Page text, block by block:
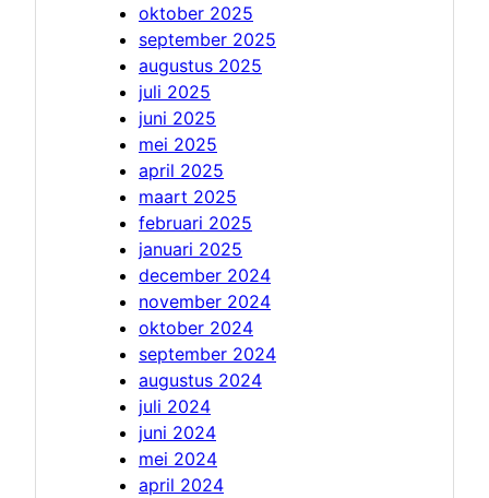
oktober 2025
september 2025
augustus 2025
juli 2025
juni 2025
mei 2025
april 2025
maart 2025
februari 2025
januari 2025
december 2024
november 2024
oktober 2024
september 2024
augustus 2024
juli 2024
juni 2024
mei 2024
april 2024